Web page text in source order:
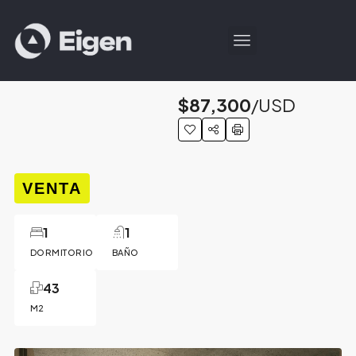
VENTA
DORMITORIO
1
BAÑO
1
M2
43
$87,300/USD